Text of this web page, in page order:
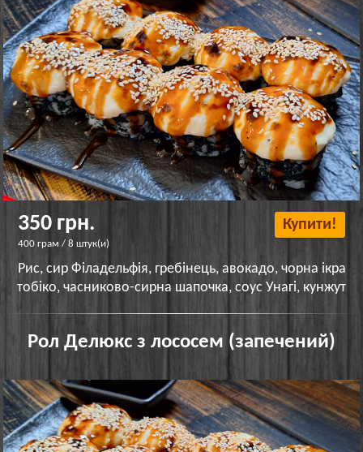
350 грн.
400 грам / 8 штук(и)
Купити!
Рис, сир Філадельфія, гребінець, авокадо, чорна ікра
тобіко, часниково-сирна шапочка, соус Унагі, кунжут
Рол Делюкс з лососем (запечений)